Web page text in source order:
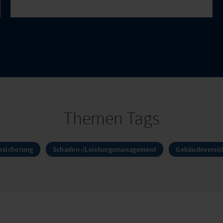
Themen Tags
Schaden-/Leistungsmanagement